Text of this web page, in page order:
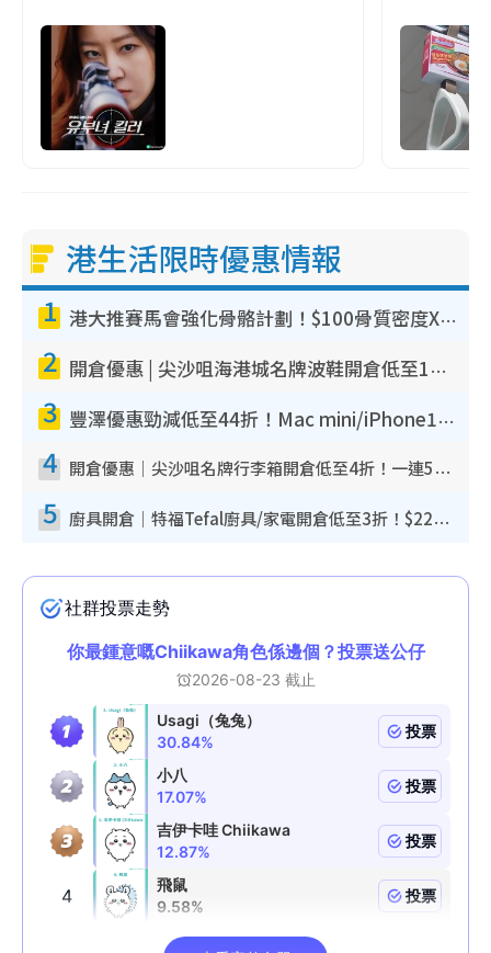
港生活限時優惠情報
1 港大推賽馬會強化骨骼計劃！$100骨質密度X光檢查 完成免費運動訓練送超市禮券！附參加資格
2 開倉優惠 | 尖沙咀海港城名牌波鞋開倉低至1折！On鞋$899起／Joy&Peace鞋履$98起
3 豐澤優惠勁減低至44折！Mac mini/iPhone17Pro大減價！廚房家電$220起
4 開倉優惠｜尖沙咀名牌行李箱開倉低至4折！一連5日 American Tourister/ace./Hallmark $200起！
5 廚具開倉｜特福Tefal廚具/家電開倉低至3折！$220起買平底鍋/炒鑊/湯煲！電飯煲/吸塵機/燙斗$418起